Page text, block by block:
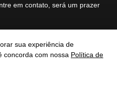
sua experiência de
concorda com nossa Política de
em contato, será um prazer